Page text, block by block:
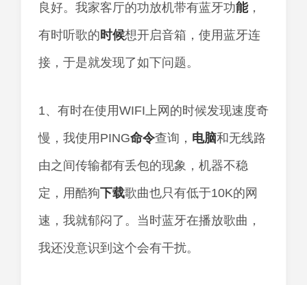
良好。我家客厅的功放机带有蓝牙功能，
有时听歌的时候想开启音箱，使用蓝牙连
接，于是就发现了如下问题。
1、有时在使用WIFI上网的时候发现速度奇
慢，我使用PING命令查询， 电脑和无线路
由之间传输都有丢包的现象，机器不稳
定，用酷狗下载歌曲也只有低于10K的网
速，我就郁闷了。当时蓝牙在播放歌曲，
我还没意识到这个会有干扰。